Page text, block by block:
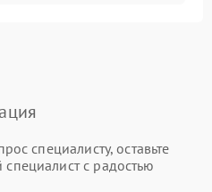
специалисту, оставьте
с радостью